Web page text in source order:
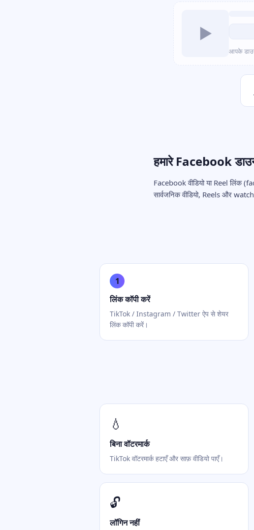
▶
आपके
हमारे Facebook
Facebook वीडियो या Reel लिंक
सार्वजनिक वीडियो, Reels और
1
लिंक कॉपी करें
TikTok / Instagram / Twitter ऐप से शेयर
लिंक कॉपी करें।
💧
बिना वॉटरमार्क
TikTok वॉटरमार्क हटाएँ और साफ़ वीडियो पाएँ।
🔓
लॉगिन नहीं